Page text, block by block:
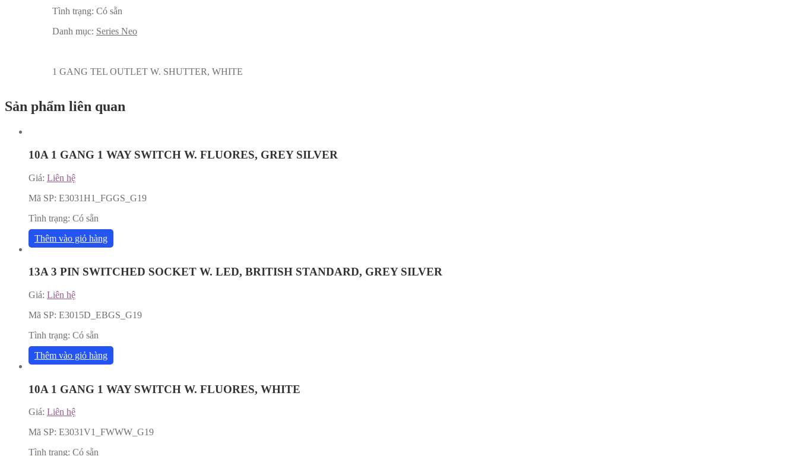
Tình trạng: Có sẵn
Danh mục: Series Neo
1 GANG TEL OUTLET W. SHUTTER, WHITE
Sản phẩm liên quan
10A 1 GANG 1 WAY SWITCH W. FLUORES, GREY SILVER
Giá: Liên hệ
Mã SP: E3031H1_FGGS_G19
Tình trạng: Có sẵn
Thêm vào giỏ hàng
13A 3 PIN SWITCHED SOCKET W. LED, BRITISH STANDARD, GREY SILVER
Giá: Liên hệ
Mã SP: E3015D_EBGS_G19
Tình trạng: Có sẵn
Thêm vào giỏ hàng
10A 1 GANG 1 WAY SWITCH W. FLUORES, WHITE
Giá: Liên hệ
Mã SP: E3031V1_FWWW_G19
Tình trạng: Có sẵn